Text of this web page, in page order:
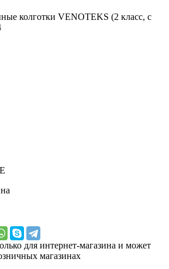
колготки VENOTEKS (2 класс, с
для интернет-магазина и может
магазинах